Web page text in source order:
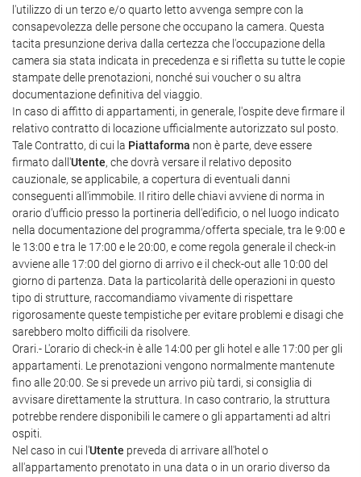
l'utilizzo di un terzo e/o quarto letto avvenga sempre con la
consapevolezza delle persone che occupano la camera. Questa
tacita presunzione deriva dalla certezza che l'occupazione della
camera sia stata indicata in precedenza e si rifletta su tutte le copie
stampate delle prenotazioni, nonché sui voucher o su altra
documentazione definitiva del viaggio.
In caso di affitto di appartamenti, in generale, l'ospite deve firmare il
relativo contratto di locazione ufficialmente autorizzato sul posto.
Tale Contratto, di cui la Piattaforma non è parte, deve essere
firmato dall'Utente, che dovrà versare il relativo deposito
cauzionale, se applicabile, a copertura di eventuali danni
conseguenti all'immobile. Il ritiro delle chiavi avviene di norma in
orario d'ufficio presso la portineria dell'edificio, o nel luogo indicato
nella documentazione del programma/offerta speciale, tra le 9:00 e
le 13:00 e tra le 17:00 e le 20:00, e come regola generale il check-in
avviene alle 17:00 del giorno di arrivo e il check-out alle 10:00 del
giorno di partenza. Data la particolarità delle operazioni in questo
tipo di strutture, raccomandiamo vivamente di rispettare
rigorosamente queste tempistiche per evitare problemi e disagi che
sarebbero molto difficili da risolvere.
Orari.- L'orario di check-in è alle 14:00 per gli hotel e alle 17:00 per gli
appartamenti. Le prenotazioni vengono normalmente mantenute
fino alle 20:00. Se si prevede un arrivo più tardi, si consiglia di
avvisare direttamente la struttura. In caso contrario, la struttura
potrebbe rendere disponibili le camere o gli appartamenti ad altri
ospiti.
Nel caso in cui l'Utente preveda di arrivare all'hotel o
all'appartamento prenotato in una data o in un orario diverso da